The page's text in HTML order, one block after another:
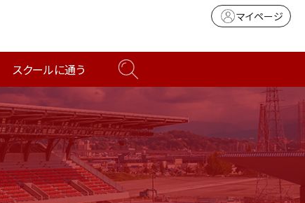
マイページ
スクールに通う